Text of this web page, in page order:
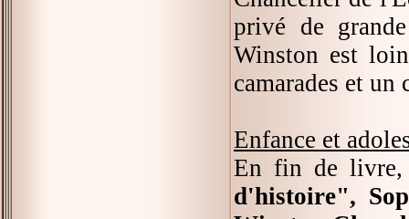
privé de
Winston est
camarades et un
Enfance et
En fin de
d'histoire",